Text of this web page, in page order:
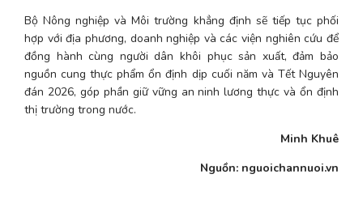
Bộ Nông nghiệp và Môi trường khẳng định sẽ tiếp tục phối
hợp với địa phương, doanh nghiệp và các viện nghiên cứu để
đồng hành cùng người dân khôi phục sản xuất, đảm bảo
nguồn cung thực phẩm ổn định dịp cuối năm và Tết Nguyên
đán 2026, góp phần giữ vững an ninh lương thực và ổn định
thị trường trong nước.
Minh Khuê
Nguồn: nguoichannuoi.vn